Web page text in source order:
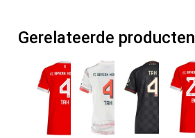
Gerelateerde producten